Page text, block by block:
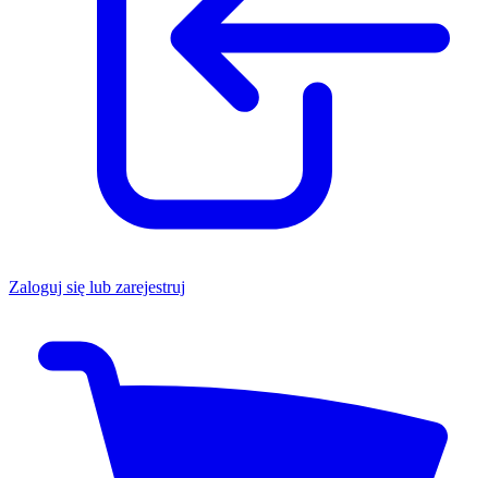
Zaloguj się lub zarejestruj